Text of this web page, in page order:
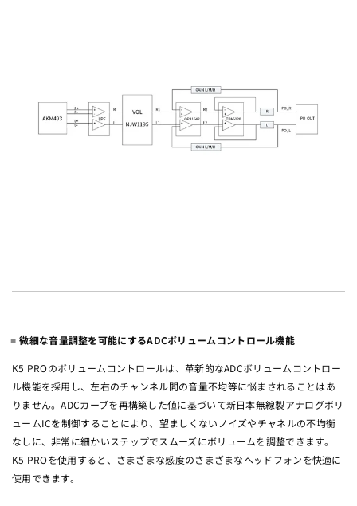
微細な音量調整を可能にするADCボリュームコントロール機能
K5 PROのボリュームコントロールは、革新的なADCボリュームコントロー
ル機能を採用し、左右のチャンネル間の音量不均等に悩まされることはあ
りません。ADCカーブを再構築した値に基づいて新日本無線製アナログボリ
ュームICを制御することにより、望ましくないノイズやチャネルの不均衡
なしに、非常に細かいステップでスムーズにボリュームを調整できます。
K5 PROを使用すると、さまざまな感度のさまざまなヘッドフォンを快適に
使用できます。